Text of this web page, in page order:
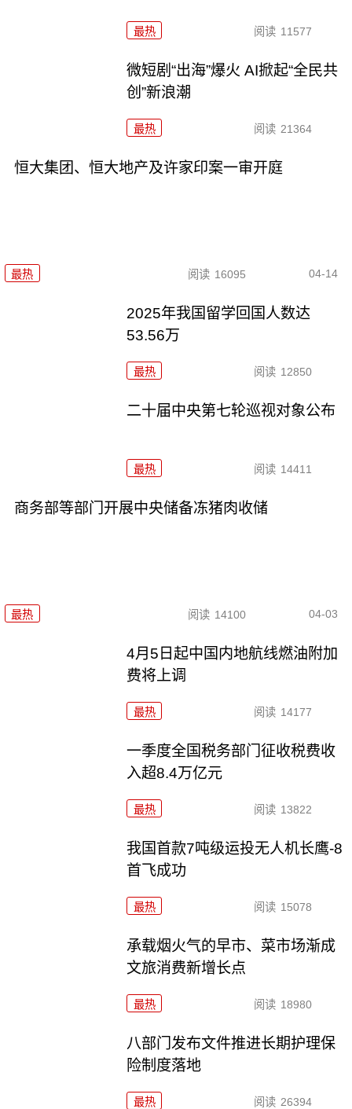
最热 阅读 11577
微短剧“出海”爆火 AI掀起“全民共
创”新浪潮
最热 阅读 21364
恒大集团、恒大地产及许家印案一审开庭
最热 阅读 16095 04-14
2025年我国留学回国人数达
53.56万
最热 阅读 12850
二十届中央第七轮巡视对象公布
最热 阅读 14411
商务部等部门开展中央储备冻猪肉收储
最热 阅读 14100 04-03
4月5日起中国内地航线燃油附加
费将上调
最热 阅读 14177
一季度全国税务部门征收税费收
入超8.4万亿元
最热 阅读 13822
我国首款7吨级运投无人机长鹰-8
首飞成功
最热 阅读 15078
承载烟火气的早市、菜市场渐成
文旅消费新增长点
最热 阅读 18980
八部门发布文件推进长期护理保
险制度落地
最热 阅读 26394